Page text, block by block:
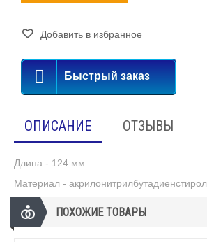
Добавить в избранное
Быстрый заказ
ОПИСАНИЕ ОТЗЫВЫ
Длина - 124 мм.
Материал - акрилонитрилбутадиенстирол.
ПОХОЖИЕ ТОВАРЫ